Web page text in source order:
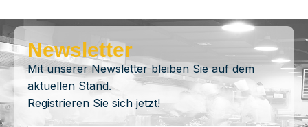
Newsletter
Mit unserer Newsletter bleiben Sie auf dem
aktuellen Stand.
Registrieren Sie sich jetzt!